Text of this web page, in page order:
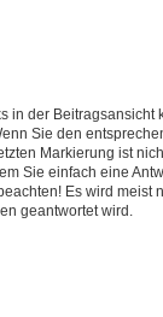
in der
Sie den
Markierung ist
Sie einfach eine
Es wird meist
geantwortet wird.